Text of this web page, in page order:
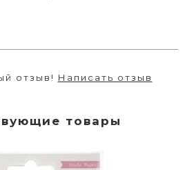
отзыв! Написать отзыв
товары